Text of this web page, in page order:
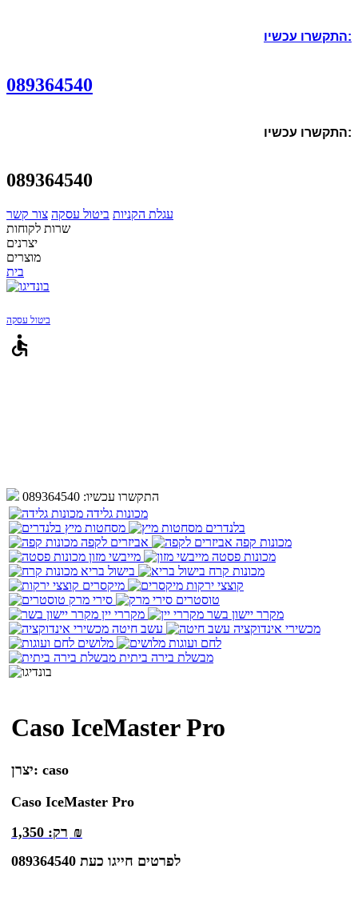
התקשרו עכשיו:
089364540
התקשרו עכשיו:
089364540
עגלת הקניות ביטול עסקה צור קשר
שרות לקוחות
יצרנים
מוצרים
בית
ביטול עסקה
accessible
התקשרו עכשיו: 089364540
מכונות גלידה
בלנדרים
מסחטות מיץ
מכונות קפה
אביזרים לקפה
מכונות פסטה
מייבשי מזון
מכונות קרח
בישול בריא
קוצצי ירקות
מיקסרים
טוסטרים
סירי מרק
מקרר יישון בשר
מקררי יין
מכשירי אינדוקציה
עשב חיטה
לחם ועוגות
מלושים
מבשלת בירה ביתית
Caso IceMaster Pro
יצרן: caso
Caso IceMaster Pro
רק: 1,350
₪
לפרטים חייגו כעת 089364540